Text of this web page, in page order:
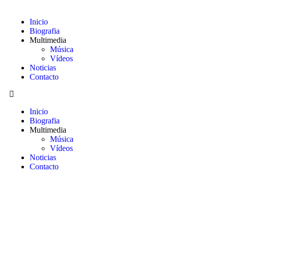
Inicio
Biografia
Multimedia
Música
Vídeos
Noticias
Contacto
Inicio
Biografia
Multimedia
Música
Vídeos
Noticias
Contacto